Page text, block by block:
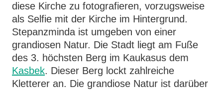
diese Kirche zu fotografieren, vorzugsweise
als Selfie mit der Kirche im Hintergrund.
Stepanzminda ist umgeben von einer
grandiosen Natur. Die Stadt liegt am Fuße
des 3. höchsten Berg im Kaukasus dem
Kasbek. Dieser Berg lockt zahlreiche
Kletterer an. Die grandiose Natur ist darüber